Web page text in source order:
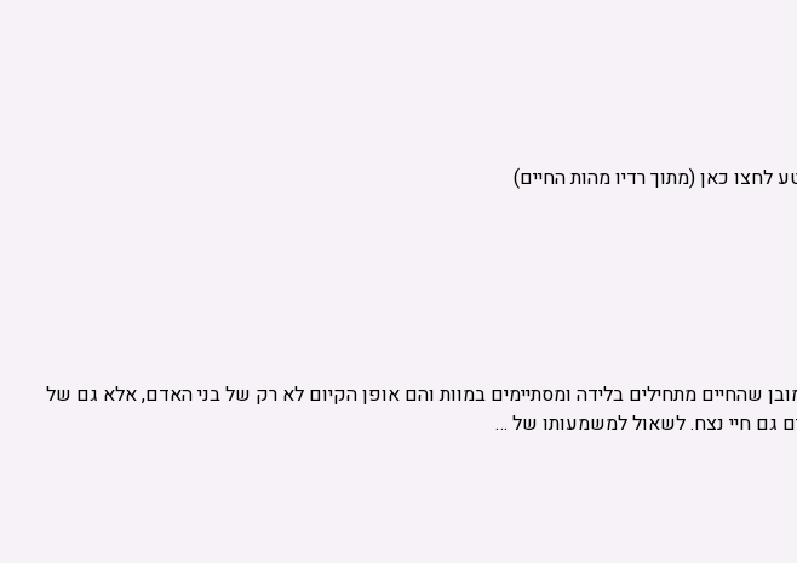
כאן (מתוך רדיו מהות החיים)
שהחיים מתחילים בלידה ומסתיימים במוות והם אופן הקיום לא רק של בני האדם, אלא גם של
גם חיי נצח. לשאול למשמעותו של …